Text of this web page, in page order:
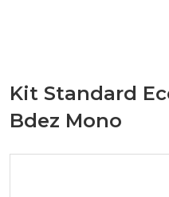
Kit Standard
Bdez Mono